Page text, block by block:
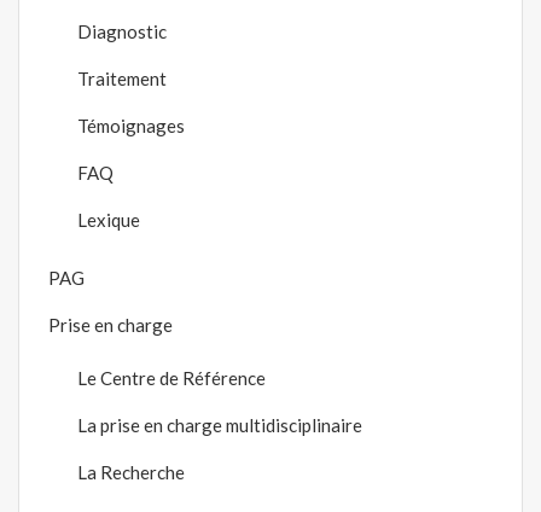
Diagnostic
Traitement
Témoignages
FAQ
Lexique
PAG
Prise en charge
Le Centre de Référence
La prise en charge multidisciplinaire
La Recherche